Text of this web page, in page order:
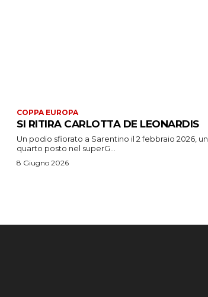
COPPA EUROPA
SI RITIRA CARLOTTA DE LEONARDIS
Un podio sfiorato a Sarentino il 2 febbraio 2026, un
quarto posto nel superG...
8 Giugno 2026